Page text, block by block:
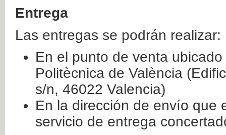
Entrega
Las entregas se podrán realizar:
En el punto de venta
Politècnica de València
s/n, 46022 Valencia)
En la dirección de envío que
servicio de entrega